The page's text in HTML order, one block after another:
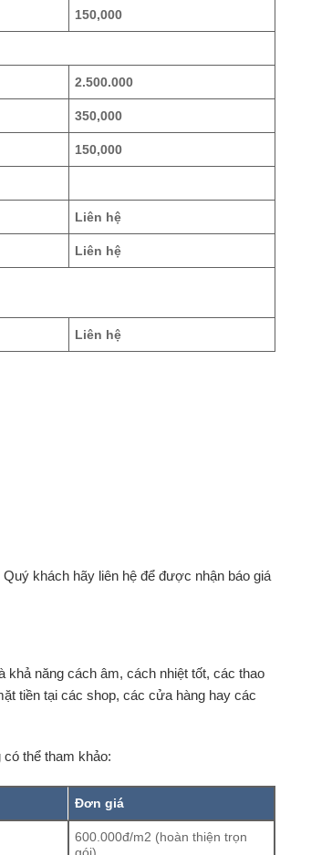
150,000
2.500.000
350,000
150,000
Liên hệ
Liên hệ
Liên hệ
khách hãy liên hệ để được nhận báo giá
năng cách âm, cách nhiệt tốt, các thao
tiền tại các shop, các cửa hàng hay các
thể tham khảo:
Đơn giá
600.000đ/m2 (hoàn thiện trọn